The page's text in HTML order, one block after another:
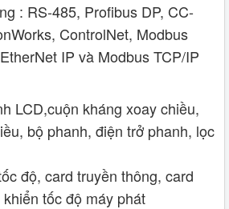
: RS-485, Profibus DP, CC-
ControlNet, Modbus
IP và Modbus TCP/IP
LCD,cuộn kháng xoay chiều,
bộ phanh, điện trở phanh, lọc
độ, card truyền thông, card
tốc độ máy phát